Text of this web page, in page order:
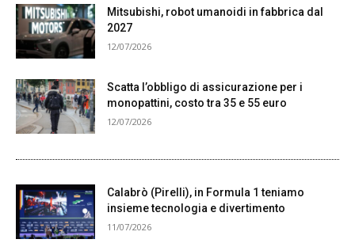
Mitsubishi, robot umanoidi in fabbrica dal
2027
12/07/2026
Scatta l’obbligo di assicurazione per i
monopattini, costo tra 35 e 55 euro
12/07/2026
Calabrò (Pirelli), in Formula 1 teniamo
insieme tecnologia e divertimento
11/07/2026